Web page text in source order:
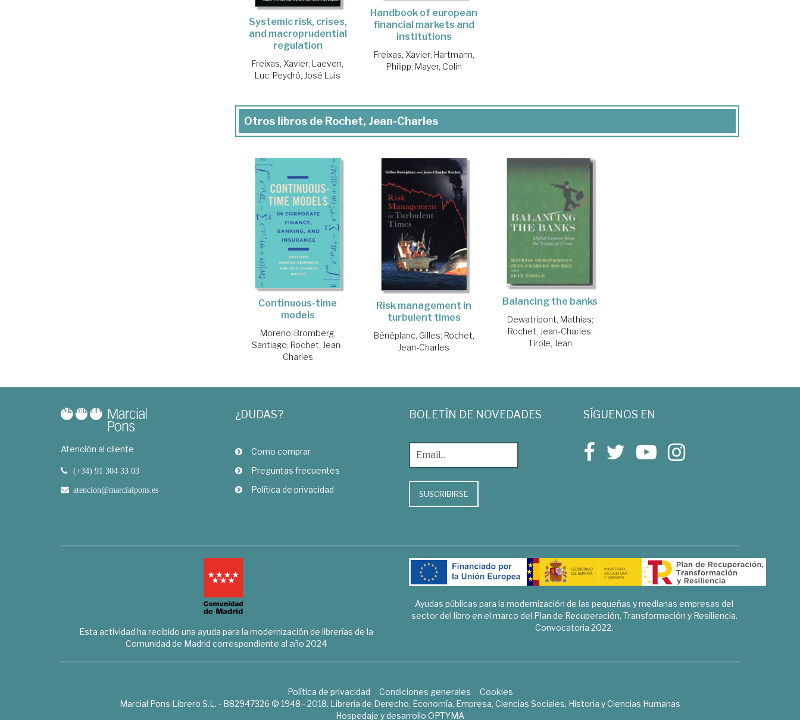
Systemic risk, crises,
and macroprudential
regulation
Freixas, Xavier; Laeven,
Luc; Peydró, José Luis
Handbook of european
financial markets and
institutions
Freixas, Xavier; Hartmann,
Philipp; Mayer, Colin
Otros libros de Rochet, Jean-Charles
Continuous-time
models
Moreno-Bromberg,
Santiago; Rochet, Jean-
Charles
Risk management in
turbulent times
Bénéplanc, Gilles; Rochet,
Jean-Charles
Balancing the banks
Dewatripont, Mathias;
Rochet, Jean-Charles;
Tirole, Jean
Atención al cliente
(+34) 91 304 33 03
atencion@marcialpons.es
¿DUDAS?
Como comprar
Preguntas frecuentes
Política de privacidad
BOLETÍN DE NOVEDADES
SUSCRIBIRSE
SÍGUENOS EN
Esta actividad ha recibido una ayuda para la modernización de librerías de la
Comunidad de Madrid correspondiente al año 2024
Ayudas públicas para la modernización de las pequeñas y medianas empresas del
sector del libro en el marco del Plan de Recuperación, Transformación y Resiliencia.
Convocatoria 2022.
Política de privacidad Condiciones generales
Cookies
Marcial Pons Librero S.L. - B82947326 © 1948 - 2018. Librería de Derecho, Economía, Empresa, Ciencias Sociales, Historia y Ciencias Humanas
Hospedaje y desarrollo OPTYMA